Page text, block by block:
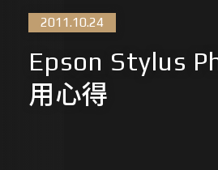
2011.10.24
Epson Stylus
用心得